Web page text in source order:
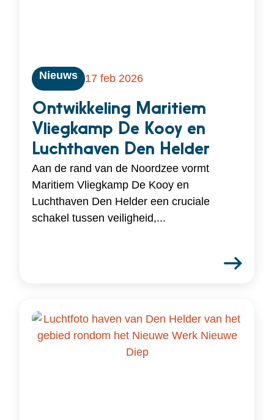
Nieuws 17 feb 2026
Ontwikkeling Maritiem
Vliegkamp De Kooy en
Luchthaven Den Helder
Aan de rand van de Noordzee vormt
Maritiem Vliegkamp De Kooy en
Luchthaven Den Helder een cruciale
schakel tussen veiligheid,...